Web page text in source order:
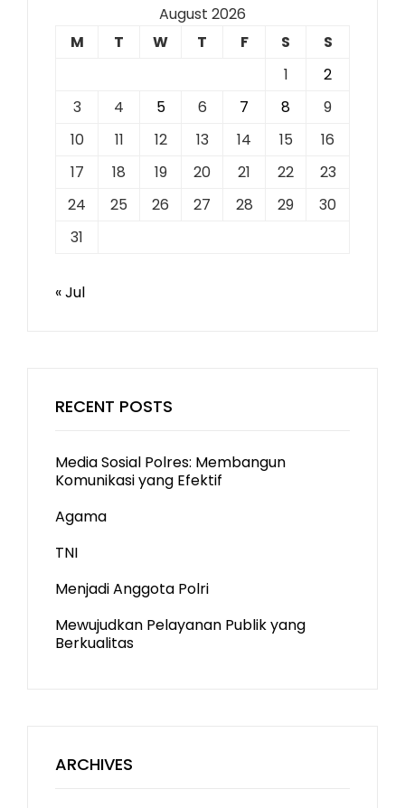
August 2026
M
T W T F S
S
1
2
3
4 5 6 7 8
9
10
11 12 13 14 15
16
17
18 19 20 21 22
23
24
25 26 27 28 29
30
31
« Jul
RECENT POSTS
Media Sosial Polres: Membangun
Komunikasi yang Efektif
Agama
TNI
Menjadi Anggota Polri
Mewujudkan Pelayanan Publik yang
Berkualitas
ARCHIVES